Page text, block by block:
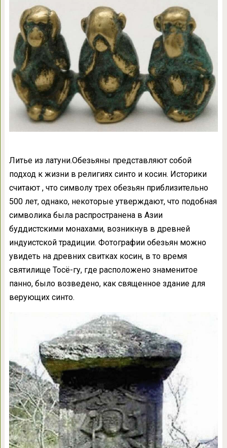
Литье из латуни.Обезьяны представляют собой
подход к жизни в религиях синто и косин. Историки
считают , что символу трех обезьян приблизительно
500 лет, однако, некоторые утверждают, что подобная
символика была распространена в Азии
буддистскими монахами, возникнув в древней
индуистской традиции. Фотографии обезьян можно
увидеть на древних свитках косин, в то время
святилище Тосё-гу, где расположено знаменитое
панно, было возведено, как священное здание для
верующих синто.